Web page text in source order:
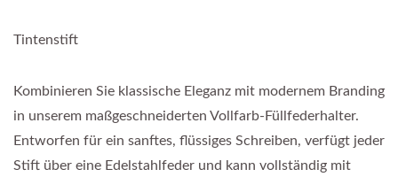
Tintenstift
Kombinieren Sie klassische Eleganz mit modernem Branding
in unserem maßgeschneiderten Vollfarb-Füllfederhalter.
Entworfen für ein sanftes, flüssiges Schreiben, verfügt jeder
Stift über eine Edelstahlfeder und kann vollständig mit